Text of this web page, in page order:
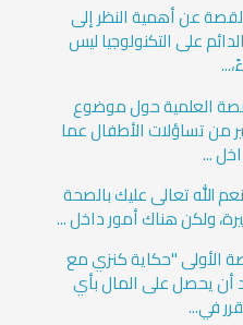
عن أهمية النظر إلى
على التكنولوجيا ليس
العلمية حول موضوع
من تساؤلات الأطفال عما
...
الله تعالى عليك بالصحة
ولكن هناك أمور داخل ...
الأولى "حكاية كنزي مع
أن يحصل على المال بأي
في...